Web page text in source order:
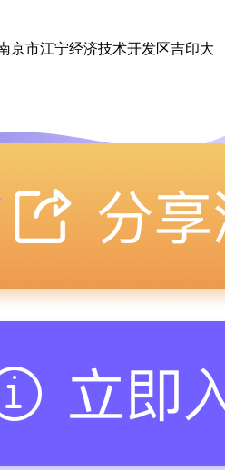
京市江宁经济技术开发区吉印大